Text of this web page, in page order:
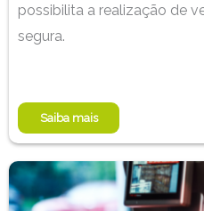
possibilita a realização de
segura.
Saiba mais